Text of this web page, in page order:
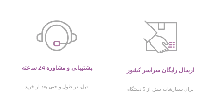
ارسال رایگان سراسر کشور
برای سفارشات بیش از 5 دستگاه
پشتیبانی و مشاوره 24 ساعته
قبل، در طول و حتی بعد از خرید